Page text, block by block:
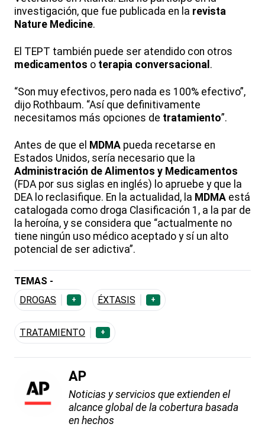
investigación, que fue publicada en la revista
Nature Medicine.
El TEPT también puede ser atendido con otros
medicamentos o terapia conversacional .
“Son muy efectivos, pero nada es 100% efectivo”,
dijo Rothbaum. “Así que definitivamente
necesitamos más opciones de tratamiento”.
Antes de que el MDMA pueda recetarse en
Estados Unidos, sería necesario que la
Administración de Alimentos y Medicamentos
(FDA por sus siglas en inglés) lo apruebe y que la
DEA lo reclasifique. En la actualidad, la MDMA está
catalogada como droga Clasificación 1, a la par de
la heroína, y se considera que “actualmente no
tiene ningún uso médico aceptado y sí un alto
potencial de ser adictiva”.
TEMAS -
DROGAS
+ ÉXTASIS +
TRATAMIENTO +
AP
Noticias y servicios que extienden el
alcance global de la cobertura basada
en hechos